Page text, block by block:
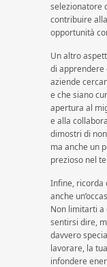
selezionatore
contribuire
opportunità
Un altro
di apprendere
aziende
e che siano
apertura al
e alla
dimostri di
ma anche un
prezioso nel
Infine, ricorda
anche
Non limitarti a
sentirsi dire,
davvero
lavorare, la
infondere